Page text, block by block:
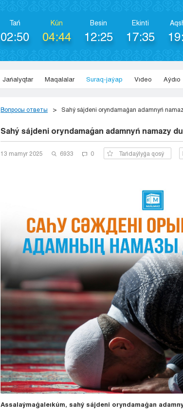
Tań
02:50
Kún
04:44
Besіn
12:25
Ekіntі
17:35
Jańalyqtar Maqalalar Suraq-jaýap Vıdeo Aýdıo
Вопросы ответы Sahý sájdeni oryndamaǵan adamnyń
Sahý sájdeni oryndamaǵan adamnyń namazy
13 mamyr 2025 6933 0 Tańdaýlyǵa qosý
Assalaýmaǵaleıkúm, sahý sájdeni oryndamaǵan